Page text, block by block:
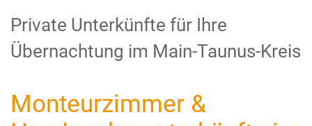
Private Unterkünfte für Ihre
Übernachtung im Main-Taunus-Kreis
Monteurzimmer &